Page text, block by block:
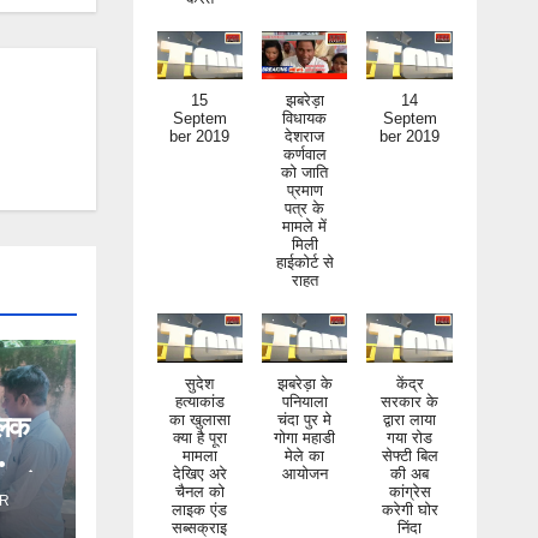
ने
Septem
ber 2019
झबरेड़ा
विधायक
देशराज
कर्णवाल
को जाति
प्रमाण
पत्र के
मामले में
मिली
हाईकोर्ट से
राहत
Septem
ber 2019
सुदेश
हत्याकांड
का खुलासा
क्या है पूरा
मामला
देखिए अरे
चैनल को
लाइक एंड
सब्सक्राइ
ब जरूर
झबरेड़ा के
पनियाला
चंदा पुर मे
गोगा महाडी
मेले का
आयोजन
केंद्र
सरकार के
द्वारा लाया
गया रोड
सेफ्टी बिल
की अब
कांग्रेस
करेगी घोर
निंदा